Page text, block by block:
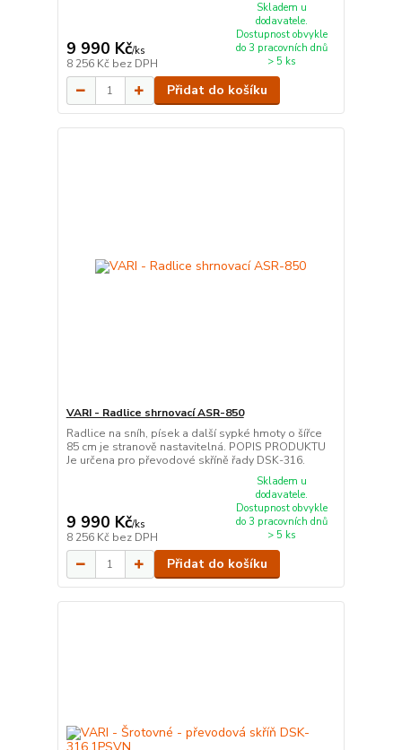
9 990 Kč/ks
8 256 Kč bez DPH
Skladem u
dodavatele.
Dostupnost obvykle
do 3 pracovních dnů
> 5 ks
Přidat do košíku
VARI - Radlice shrnovací ASR-850
Radlice na sníh, písek a další sypké hmoty o šířce
85 cm je stranově nastavitelná. POPIS PRODUKTU
Je určena pro převodové skříně řady DSK-316.
9 990 Kč/ks
8 256 Kč bez DPH
Skladem u
dodavatele.
Dostupnost obvykle
do 3 pracovních dnů
> 5 ks
Přidat do košíku